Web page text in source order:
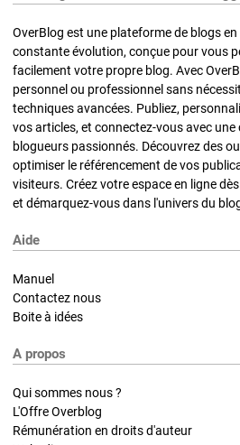
OverBlog est une plateforme de blogs en
constante évolution, conçue pour vous
facilement votre propre blog. Avec
personnel ou professionnel sans
techniques avancées. Publiez,
vos articles, et connectez-vous avec
blogueurs passionnés. Découvrez des
optimiser le référencement de vos
visiteurs. Créez votre espace en ligne
et démarquez-vous dans l'univers du
Aide
Manuel
Contactez nous
Boite à idées
A propos
Qui sommes nous ?
L'Offre Overblog
Rémunération en droits d'auteur